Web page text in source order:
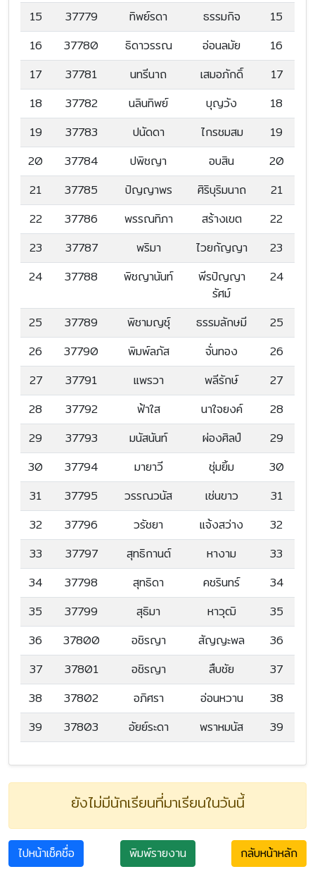
15
37779 ทิพย์รดา ธรรมกิจ
15
16
37780 ธิดาวรรณ อ่อนลมัย
16
17
37781 นทรีนาถ เสมอภักดิ์
17
18
37782 นลินทิพย์ บุญวัง
18
19
37783 ปนัดดา ไกรชมสม
19
20
37784 ปพิชญา อบสิน
20
21
37785 ปัญญาพร ศิริบุริมนาถ
21
22
37786 พรรณทิภา สร้างเขต
22
23
37787 พริมา ไวยกัญญา
23
24
37788 พิชญานันท์
พีรปัญญา
รัศม์
24
25 37789 พิชามญชุ์ ธรรมลักษมี
25
26
37790 พิมพ์ลภัส จั่นทอง
26
27
37791 แพรวา พลีรักษ์
27
28
37792 ฟ้าใส นาใจยงค์
28
29
37793 มนัสนันท์ ผ่องศิลป์
29
30
37794 มายาวี ชุ่มยิ้ม
30
31
37795 วรรณวนัส เช่นขาว
31
32
37796 วรัชยา แจ้งสว่าง
32
33
37797 สุทธิกานต์ หางาม
33
34
37798 สุทธิดา คชรินทร์
34
35
37799 สุธิมา หาวุฒิ
35
36
37800 อชิรญา สัญญะพล
36
37
37801 อชิรญา สืบชัย
37
38
37802 อภิศรา อ่อนหวาน
38
39
37803 อัยย์ระดา พราหมนัส 39
ยังไม่มีนักเรียนที่มาเรียนในวันนี้
ไปหน้าเช็คชื่อ พิมพ์รายงาน กลับหน้าหลัก